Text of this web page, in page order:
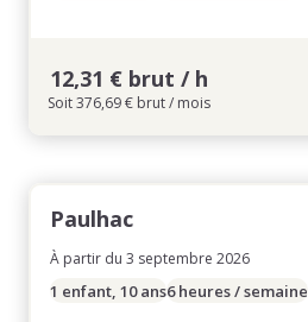
12,31 € brut / h
Soit 376,69 € brut / mois
Paulhac
À partir du 3 septembre 2026
1 enfant, 10 ans6 heures / semaine